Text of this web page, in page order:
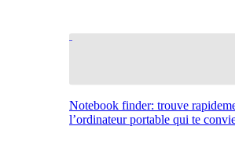
Notebook finder: trouve
l’ordinateur portable qui te